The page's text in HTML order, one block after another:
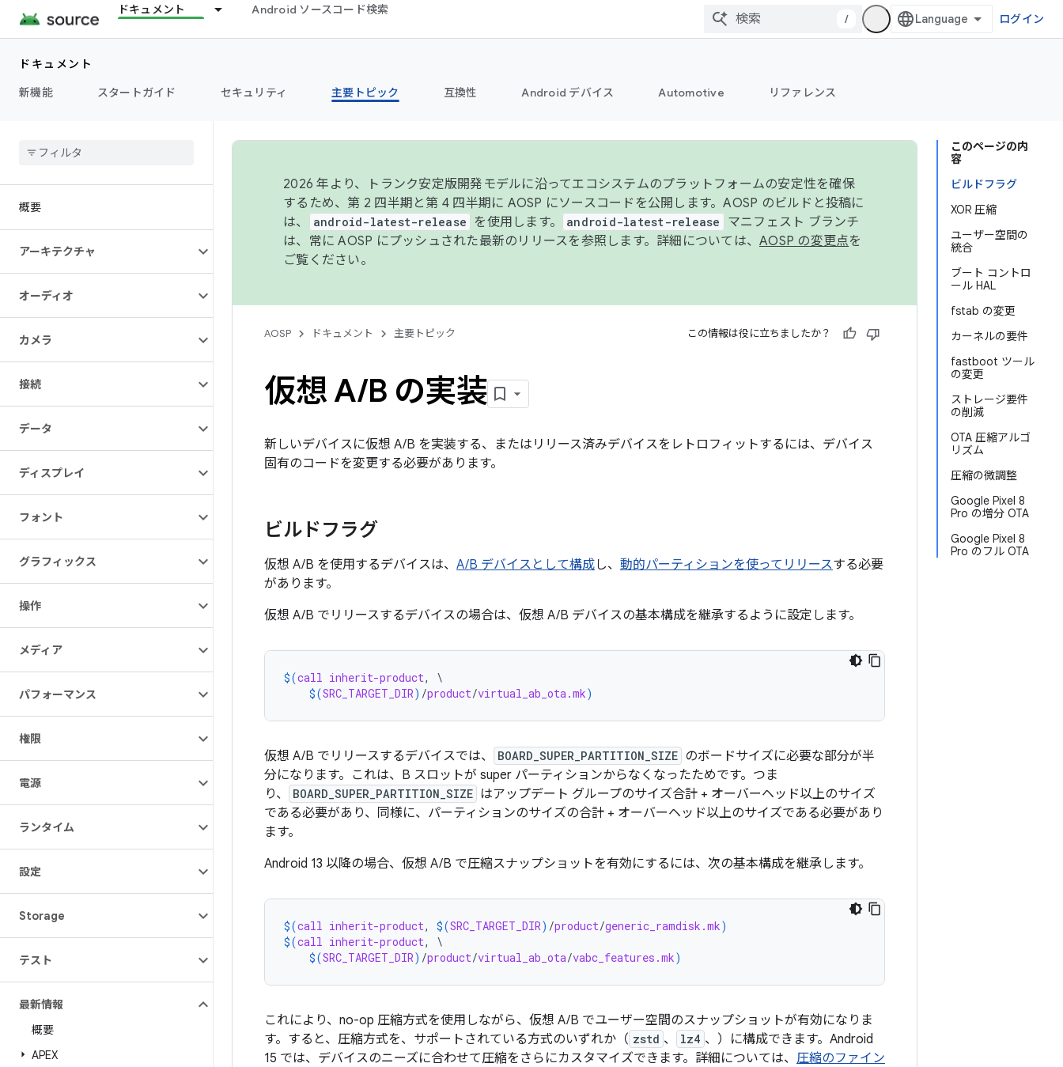
ドキュメント Android ソースコード検索
/ ログイン
ドキュメント
新機能
スタートガイド セキュリティ 主要トピック 互換性 Android デバイス Automotive リファレンス
概要
アーキテクチャ
オーディオ
カメラ
接続
データ
ディスプレイ
フォント
グラフィックス
操作
メディア
パフォーマンス
権限
電源
ランタイム
設定
Storage
テスト
最新情報
概要
APEX
このページの内
容
ビルドフラグ
XOR 圧縮
ユーザー空間の
統合
ブート コントロ
ール HAL
fstab の変更
カーネルの要件
fastboot ツール
の変更
ストレージ要件
の削減
OTA 圧縮アルゴ
リズム
圧縮の微調整
Google Pixel 8
Pro の増分 OTA
Google Pixel 8
Pro のフル OTA
2026 年より、トランク安定版開発モデルに沿ってエコシステムのプラットフォームの安定性を確保
するため、第 2 四半期と第 4 四半期に AOSP にソースコードを公開します。AOSP のビルドと投稿に
は、
android-latest-release を使用します。 android-latest-release
マニフェスト ブランチ
は、常に AOSP にプッシュされた最新のリリースを参照します。詳細については、 AOSP の変更点を
ご覧ください。
AOSP ドキュメント 主要トピック この情報は役に立ちましたか？
仮想 A/B の実装
新しいデバイスに仮想 A/B を実装する、またはリリース済みデバイスをレトロフィットするには、デバイス
固有のコードを変更する必要があります。
ビルドフラグ
仮想 A/B を使用するデバイスは、 A/B デバイスとして構成し、 動的パーティションを使ってリリースする必要
があります。
仮想 A/B でリリースするデバイスの場合は、仮想 A/B デバイスの基本構成を継承するように設定します。
$(call inherit-product, \
$(SRC_TARGET_DIR) /product/virtual_ab_ota.mk)
仮想 A/B でリリースするデバイスでは、 BOARD_SUPER_PARTITION_SIZE のボードサイズに必要な部分が半
分になります。これは、B スロットが super パーティションからなくなったためです。つま
り、
BOARD_SUPER_PARTITION_SIZE はアップデート グループのサイズ合計 + オーバーヘッド以上のサイズ
である必要があり、 同様に、パーティションのサイズの合計 + オーバーヘッド以上のサイズである必要があり
ます。
Android 13 以降の場合、仮想 A/B で圧縮スナップショットを有効にするには、次の基本構成を継承します。
$(call inherit-product, $(SRC_TARGET_DIR) /product/generic_ramdisk.mk)
$(call inherit-product, \
$(SRC_TARGET_DIR) /product/virtual_ab_ota/vabc_features.mk)
これにより、no-op 圧縮方式を使用しながら、仮想 A/B でユーザー空間のスナップショットが有効になりま
す。すると、圧縮方式を、サポートされている方式のいずれか（ zstd 、 lz4 、）に構成できます。Android
15 では、デバイスのニーズに合わせて圧縮をさらにカスタマイズできます。詳細については、 圧縮のファイン